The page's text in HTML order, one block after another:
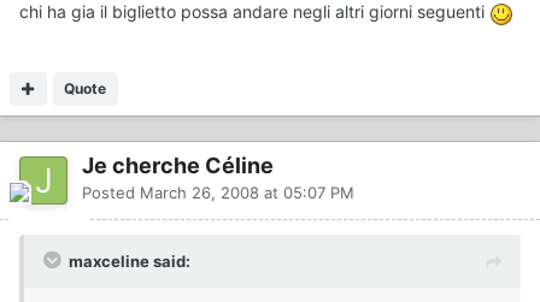
chi ha gia il biglietto possa andare negli altri giorni seguenti
Quote
Je cherche Céline
Posted March 26, 2008 at 05:07 PM
maxceline said: